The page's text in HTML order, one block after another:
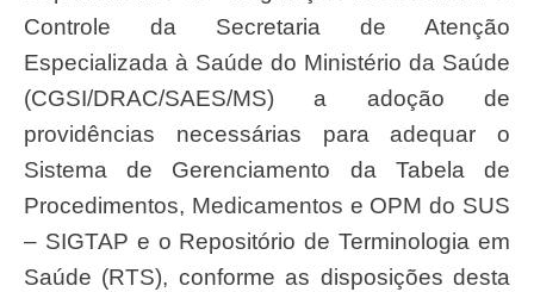
Controle da Secretaria de Atenção
Especializada à Saúde do Ministério da Saúde
(CGSI/DRAC/SAES/MS) a adoção de
providências necessárias para adequar o
Sistema de Gerenciamento da Tabela de
Procedimentos, Medicamentos e OPM do SUS
– SIGTAP e o Repositório de Terminologia em
Saúde (RTS), conforme as disposições desta